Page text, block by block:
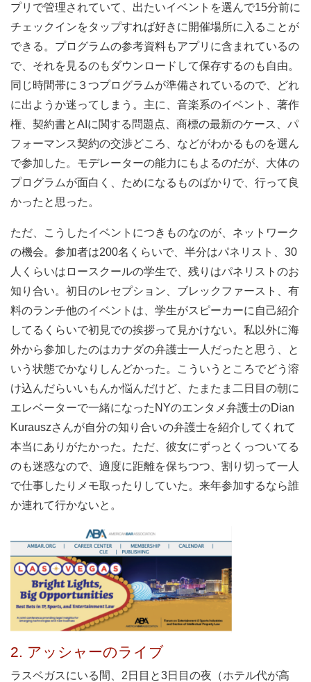
プリで管理されていて、出たいイベントを選んで15分前に
チェックインをタップすれば好きに開催場所に入ることが
できる。プログラムの参考資料もアプリに含まれているの
で、それを見るのもダウンロードして保存するのも自由。
同じ時間帯に３つプログラムが準備されているので、どれ
に出ようか迷ってしまう。主に、音楽系のイベント、著作
権、契約書とAIに関する問題点、商標の最新のケース、パ
フォーマンス契約の交渉どころ、などがわかるものを選ん
で参加した。モデレーターの能力にもよるのだが、大体の
プログラムが面白く、ためになるものばかりで、行って良
かったと思った。
ただ、こうしたイベントにつきものなのが、ネットワーク
の機会。参加者は200名くらいで、半分はパネリスト、30
人くらいはロースクールの学生で、残りはパネリストのお
知り合い。初日のレセプション、ブレックファースト、有
料のランチ他のイベントは、学生がスピーカーに自己紹介
してるくらいで初見での挨拶って見かけない。私以外に海
外から参加したのはカナダの弁護士一人だったと思う、と
いう状態でかなりしんどかった。こういうところでどう溶
け込んだらいいもんか悩んだけど、たまたま二日目の朝に
エレベーターで一緒になったNYのエンタメ弁護士のDian
Kurauszさんが自分の知り合いの弁護士を紹介してくれて
本当にありがたかった。ただ、彼女にずっとくっついてる
のも迷惑なので、適度に距離を保ちつつ、割り切って一人
で仕事したりメモ取ったりしていた。来年参加するなら誰
か連れて行かないと。
2. アッシャーのライブ
ラスベガスにいる間、2日目と3日目の夜（ホテル代が高